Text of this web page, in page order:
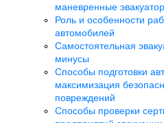
маневренные
Роль и особенности
автомобилей
Самостоятельная
минусы
Способы подготовки
максимизация
повреждений
Способы проверки